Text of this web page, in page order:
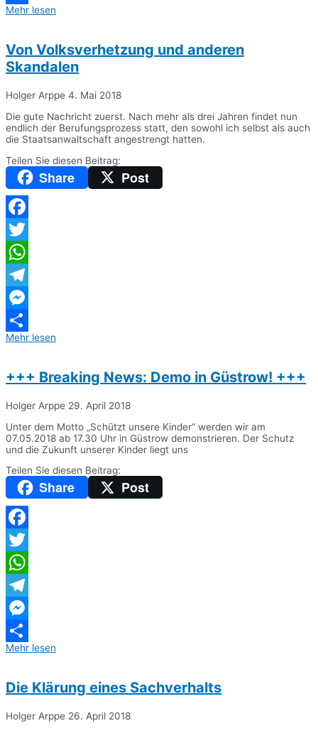
Teilen
Mehr lesen
Von Volksverhetzung und anderen
Skandalen
Holger Arppe 4. Mai 2018
Die gute Nachricht zuerst. Nach mehr als drei Jahren findet nun
endlich der Berufungsprozess statt, den sowohl ich selbst als auch
die Staatsanwaltschaft angestrengt hatten.
Teilen Sie diesen Beitrag:
Share Post
Facebook
Twitter
WhatsApp
Telegram
Messenger
Teilen
Mehr lesen
+++ Breaking News: Demo in Güstrow! +++
Holger Arppe 29. April 2018
Unter dem Motto „Schützt unsere Kinder“ werden wir am
07.05.2018 ab 17.30 Uhr in Güstrow demonstrieren. Der Schutz
und die Zukunft unserer Kinder liegt uns
Teilen Sie diesen Beitrag:
Share Post
Facebook
Twitter
WhatsApp
Telegram
Messenger
Teilen
Mehr lesen
Die Klärung eines Sachverhalts
Holger Arppe 26. April 2018